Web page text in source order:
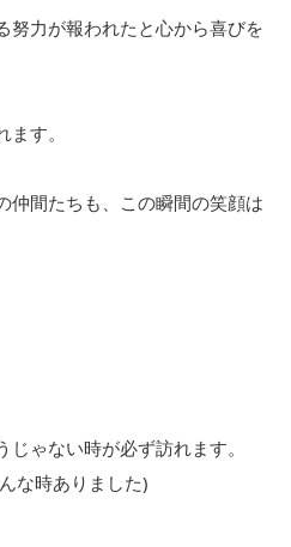
努力が報われたと心から喜びを
す。
仲間たちも、この瞬間の笑顔は
ゃない時が必ず訪れます。
な時ありました)